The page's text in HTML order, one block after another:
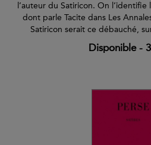
l’auteur du Satiricon. On
dont parle Tacite dans Les
Satiricon serait ce débauché,
Disponible-